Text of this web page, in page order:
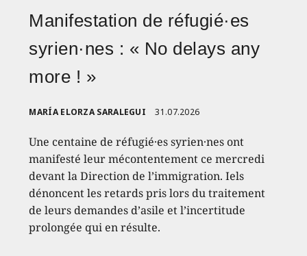
Manifestation de réfugié·es
syrien·nes : « No delays any
more ! »
MARÍA ELORZA SARALEGUI 31.07.2026
Une centaine de réfugié·es syrien·nes ont
manifesté leur mécontentement ce mercredi
devant la Direction de l’immigration. Iels
dénoncent les retards pris lors du traitement
de leurs demandes d’asile et l’incertitude
prolongée qui en résulte.